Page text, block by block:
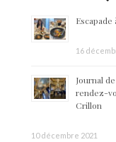
Escapade
16
Journal
rendez-
Crillon
10 décembre 2021